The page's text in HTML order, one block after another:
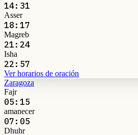
14:31
Asser
18:17
Magreb
21:24
Isha
22:57
Ver horarios de oración
Zaragoza
Fajr
05:15
amanecer
07:05
Dhuhr